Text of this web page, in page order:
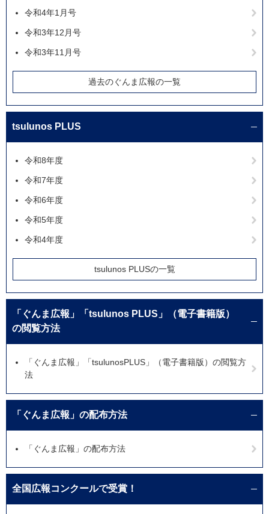
令和4年1月号
令和3年12月号
令和3年11月号
過去のぐんま広報の一覧
tsulunos PLUS
令和8年度
令和7年度
令和6年度
令和5年度
令和4年度
tsulunos PLUSの一覧
「ぐんま広報」「tsulunos PLUS」（電子書籍版）
の閲覧方法
「ぐんま広報」「tsulunosPLUS」（電子書籍版）の閲覧方
法
「ぐんま広報」の配布方法
「ぐんま広報」の配布方法
全国広報コンクールで受賞！